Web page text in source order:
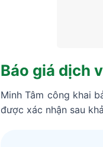
Báo giá dịch
Minh Tâm công khai
được xác nhận sau